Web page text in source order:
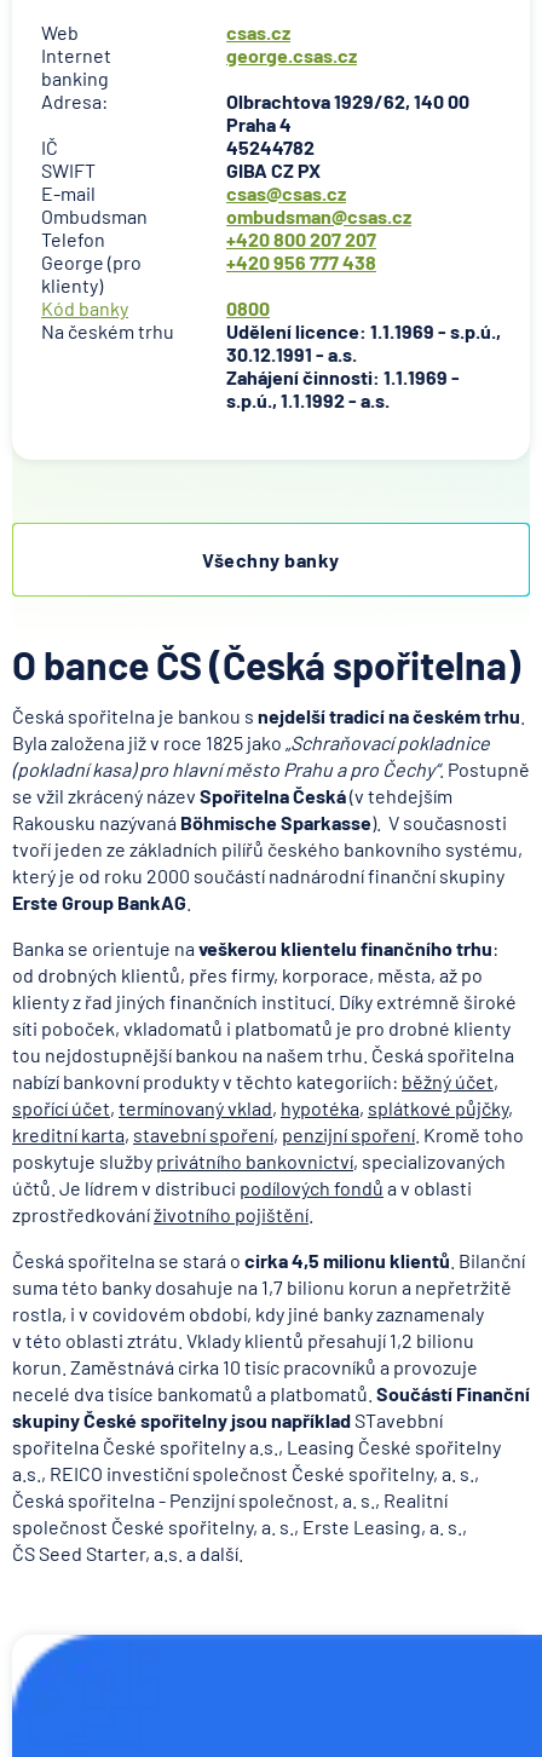
Web
csas.cz
Internet
banking
george.csas.cz
Adresa:
Olbrachtova 1929/62, 140 00
Praha 4
IČ
45244782
SWIFT
GIBA CZ PX
E-mail
csas@csas.cz
Ombudsman
ombudsman@csas.cz
Telefon
+420 800 207 207
George (pro
klienty)
+420 956 777 438
Kód banky
0800
Na českém trhu
Udělení licence: 1.1.1969 - s.p.ú.,
30.12.1991 - a.s.
Zahájení činnosti: 1.1.1969 -
s.p.ú., 1.1.1992 - a.s.
Všechny banky
O bance ČS (Česká spořitelna)
Česká spořitelna je bankou s nejdelší tradicí na českém trhu
Byla založena již v roce 1825 jako „Schraňovací pokladnice
(pokladní kasa) pro hlavní město Prahu a pro Čechy“. Postupně
se vžil zkrácený název Spořitelna Česká(v tehdejším
Rakousku nazývaná Böhmische Sparkasse). V současnosti
tvoří jeden ze základních pilířů českého bankovního systému,
který je od roku 2000 součástí nadnárodní finanční skupiny
Erste Group BankAG
Banka se orientuje na veškerou klientelu finančního trhu:
od drobných klientů, přes firmy, korporace, města, až po
klienty z řad jiných finančních institucí. Díky extrémně široké
síti poboček, vkladomatů i platbomatů je pro drobné klienty
tou nejdostupnější bankou na našem trhu. Česká spořitelna
nabízí bankovní produkty v těchto kategoriích: běžný účet,
spořící účet, termínovaný vklad, hypotéka, splátkové půjčky,
kreditní karta, stavební spoření, penzijní spoření . Kromě toho
poskytuje služby privátního bankovnictví, specializovaných
účtů. Je lídrem v distribuci podílových fondů a v oblasti
zprostředkováníživotního pojištění
Česká spořitelna se stará o cirka 4,5 milionu klientů . Bilanční
suma této banky dosahuje na 1,7 bilionu korun a nepřetržitě
rostla, i v covidovém období, kdy jiné banky zaznamenaly
v této oblasti ztrátu. Vklady klientů přesahují 1,2 bilionu
korun. Zaměstnává cirka 10 tisíc pracovníků a provozuje
necelé dva tisíce bankomatů a platbomatů. Součástí Finanční
skupiny České spořitelny jsou napříkladSTavebbní
spořitelna České spořitelny a.s., Leasing České spořitelny
a.s., REICO investiční společnost České spořitelny, a. s.,
Česká spořitelna - Penzijní společnost, a. s., Realitní
společnost České spořitelny, a. s., Erste Leasing, a. s.,
ČS Seed Starter, a.s. a další.